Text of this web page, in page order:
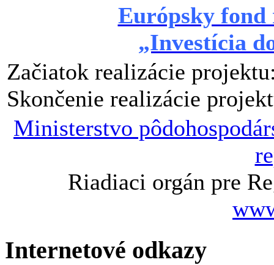
Európsky fond
„Investícia
Začiatok realizácie
Skončenie realizácie
Ministerstvo
Riadiaci orgán pre
Internetové odkazy